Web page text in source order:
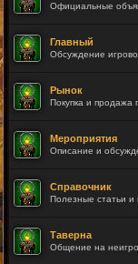
Официальные
Главный
Обсуждение
Рынок
Покупка и продажа
Мероприятия
Описание и
Справочник
Полезные статьи и
Таверна
Общение на